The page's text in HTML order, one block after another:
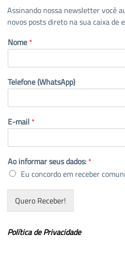
Assinando nossa newsletter você
novos posts direto na sua caixa de
Nome *
Telefone (WhatsApp)
E-mail *
Ao informar seus dados: *
Eu concordo em receber
Quero Receber!
Política de Privacidade